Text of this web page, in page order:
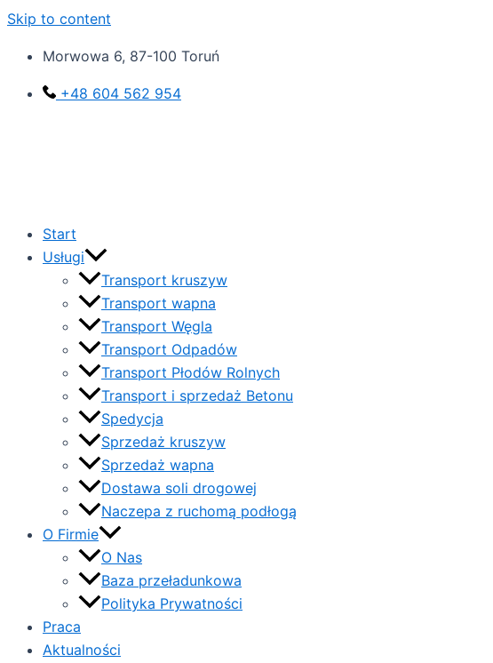
Skip to content
Morwowa 6, 87-100 Toruń‎
+48 604 562 954
Start
Usługi
Transport kruszyw
Transport wapna
Transport Węgla
Transport Odpadów
Transport Płodów Rolnych
Transport i sprzedaż Betonu
Spedycja
Sprzedaż kruszyw
Sprzedaż wapna
Dostawa soli drogowej
Naczepa z ruchomą podłogą
O Firmie
O Nas
Baza przeładunkowa
Polityka Prywatności
Praca
Aktualności